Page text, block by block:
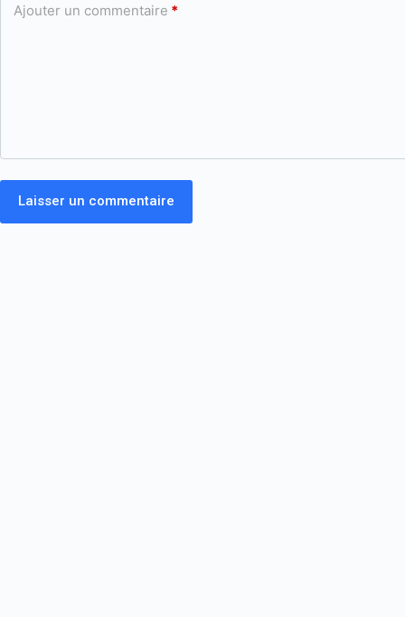
Ajouter un commentaire *
Laisser un commentaire